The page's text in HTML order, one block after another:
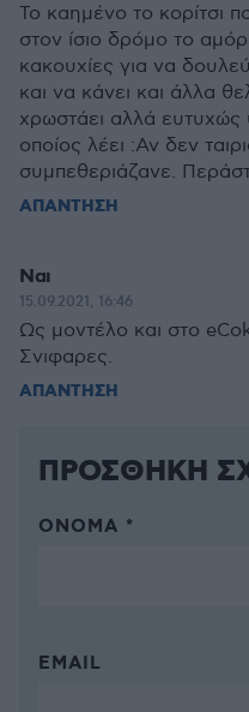
Το καημένο το κορίτσι
στον ίσιο δρόμο το
κακουχίες για να
και να κάνει και άλλα
χρωστάει αλλά
οποίος λέει :Αν δεν
συμπεθεριάζανε.
ΑΠΑΝΤΗΣΗ
Ναι
15.09.2021, 16:46
Ως μοντέλο και στο
Σνιφαρες.
ΑΠΑΝΤΗΣΗ
ΠΡΟΣΘΗΚΗ
ΌΝΟΜΑ *
EMAIL